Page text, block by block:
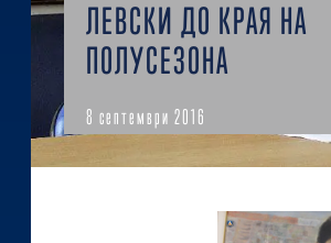
ЛЕВСКИ ДО КРАЯ НА
ПОЛУСЕЗОНА
8 септември 2016